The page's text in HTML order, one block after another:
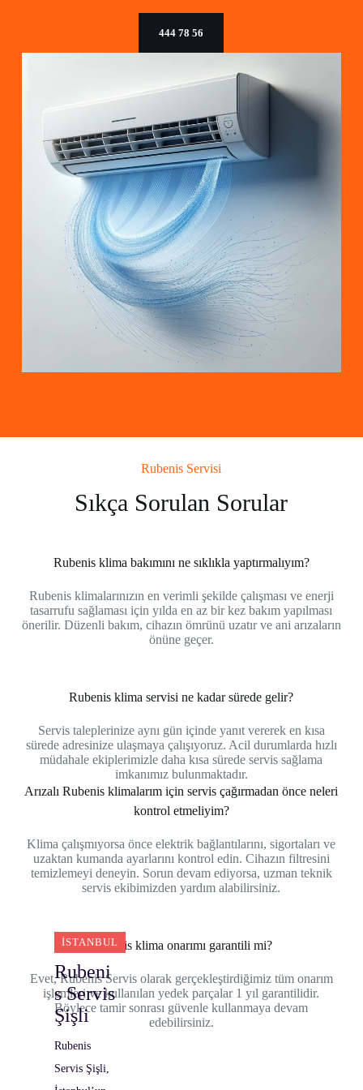
444 78 56
Rubenis Servisi
Sıkça Sorulan Sorular
Rubenis klima bakımını ne sıklıkla yaptırmalıyım?
Rubenis klimalarınızın en verimli şekilde çalışması ve enerji
tasarrufu sağlaması için yılda en az bir kez bakım yapılması
önerilir. Düzenli bakım, cihazın ömrünü uzatır ve ani arızaların
önüne geçer.
Rubenis klima servisi ne kadar sürede gelir?
Servis taleplerinize aynı gün içinde yanıt vererek en kısa
sürede adresinize ulaşmaya çalışıyoruz. Acil durumlarda hızlı
müdahale ekiplerimizle daha kısa sürede servis sağlama
imkanımız bulunmaktadır.
Arızalı Rubenis klimalarım için servis çağırmadan önce neleri
kontrol etmeliyim?
Klima çalışmıyorsa önce elektrik bağlantılarını, sigortaları ve
uzaktan kumanda ayarlarını kontrol edin. Cihazın filtresini
temizlemeyi deneyin. Sorun devam ediyorsa, uzman teknik
servis ekibimizden yardım alabilirsiniz.
Rubenis klima onarımı garantili mi?
Evet, Rubenis Servis olarak gerçekleştirdiğimiz tüm onarım
işlemleri ve kullanılan yedek parçalar 1 yıl garantilidir.
Böylece tamir sonrası güvenle kullanmaya devam
edebilirsiniz.
İSTANBUL
Rubeni
s Servis
Şişli
Rubenis
Servis Şişli,